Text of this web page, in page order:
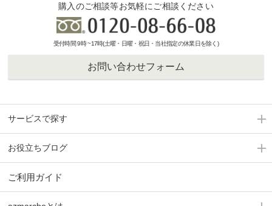
購入のご相談等お気軽にご相談ください
受付時間 9時 ~17時(土曜・日曜・祝日・当社指定の休業日を除く)
お問い合わせフォーム
サービスで探す
お役立ちブログ
ご利用ガイド